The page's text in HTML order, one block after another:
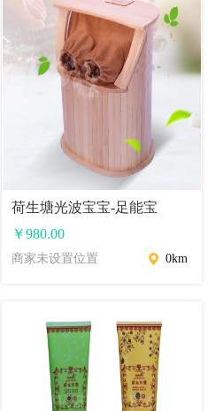
荷生塘光波宝宝-足能宝
￥980.00
商家未设置位置 0km